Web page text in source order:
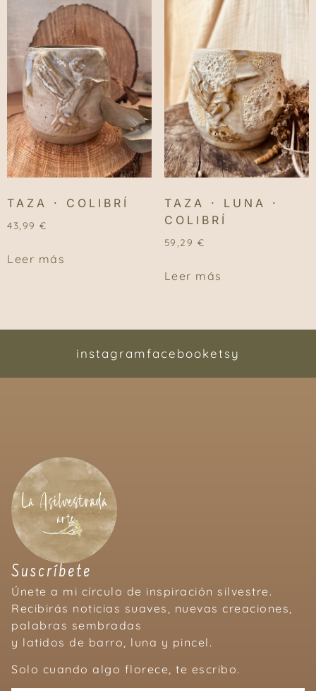
TAZA · COLIBRÍ
43,99 €
Leer más
TAZA · LUNA ·
COLIBRÍ
59,29 €
Leer más
instagramfacebooketsy
Suscríbete
Únete a mi círculo de inspiración silvestre.
Recibirás noticias suaves, nuevas creaciones,
palabras sembradas
y latidos de barro, luna y pincel.
Solo cuando algo florece, te escribo.